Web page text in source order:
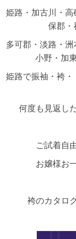
姫路・加古川・
保郡・
多可郡・淡路・洲
小野・加
姫路で振袖・袴
何度も見返し
ご試着自
お嬢様お
袴のカタロ